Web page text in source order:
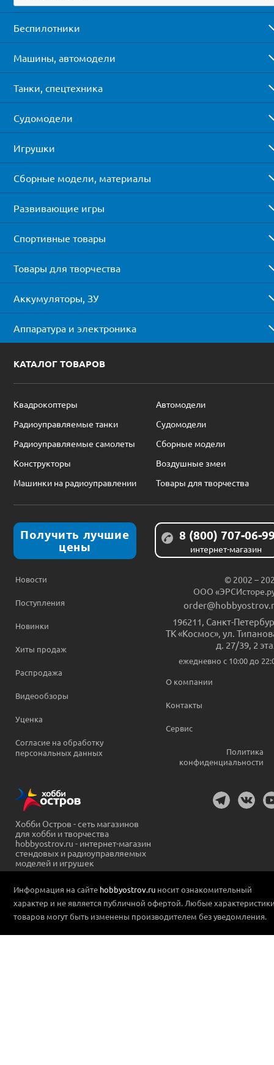
Беспилотники
Машины, автомодели
Танки, спецтехника
Судомодели
Игрушки
Сборные модели, материалы
Развивающие игры
Спортивные товары
Товары для творчества
Аккумуляторы, ЗУ
Аппаратура и электроника
КАТАЛОГ ТОВАРОВ
Квадрокоптеры
Автомодели
Радиоуправляемые танки
Судомодели
Радиоуправляемые самолеты
Сборные модели
Конструкторы
Воздушные змеи
Машинки на радиоуправлении
Товары для творчества
Получить лучшие
цены
8 (800) 707-06-
интернет-магазин
Новости
Поступления
Новинки
Хиты продаж
Распродажа
Видеообзоры
Уценка
Согласие на обработку
персональных данных
© 2002 –
ООО
196211 Санкт-
ТК «Космос», ул.
д. 27/39, 2
ежедневно c 10:00 до
О компании
Контакты
Сервис
Политика
конфиденциальности
Хобби Остров - сеть магазинов
для хобби и творчества
hobbyostrov.ru - интернет-магазин
стендовых и радиоуправляемых
моделей и игрушек
Информация на сайте hobbyostrov.ru носит ознакомительный
характер и не является публичной офертой. Любые
товаров могут быть изменены производителем без уведомления.